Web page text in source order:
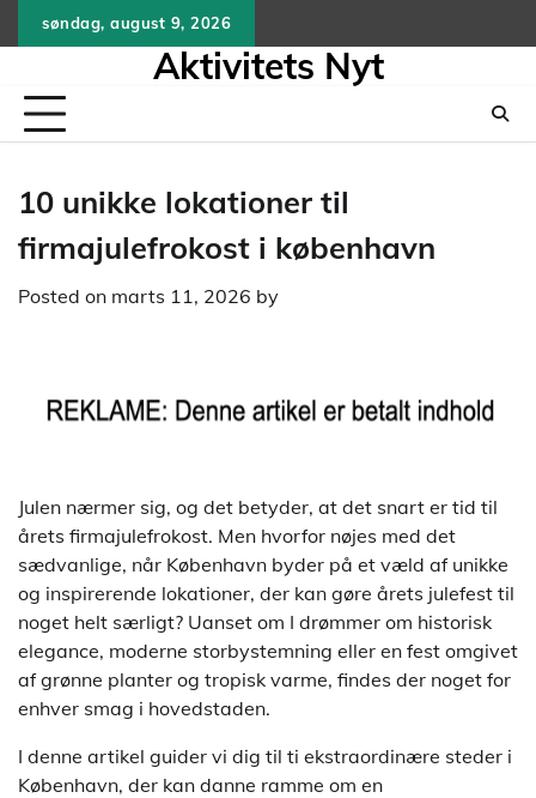
to
søndag, august 9, 2026
Aktivitets Nyt
10 unikke lokationer til
firmajulefrokost i københavn
Posted on marts 11, 2026 by
Julen nærmer sig, og det betyder, at det snart er tid til
årets firmajulefrokost. Men hvorfor nøjes med det
sædvanlige, når København byder på et væld af unikke
og inspirerende lokationer, der kan gøre årets julefest til
noget helt særligt? Uanset om I drømmer om historisk
elegance, moderne storbystemning eller en fest omgivet
af grønne planter og tropisk varme, findes der noget for
enhver smag i hovedstaden.
I denne artikel guider vi dig til ti ekstraordinære steder i
København, der kan danne ramme om en